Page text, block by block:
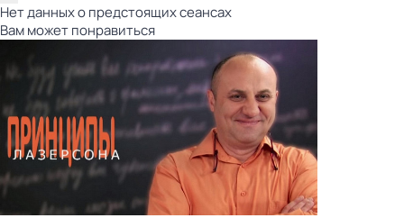
Нет данных о предстоящих сеансах
Вам может понравиться